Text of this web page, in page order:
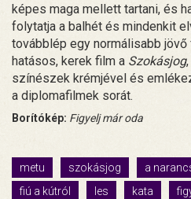
képes maga mellett tartani, és
folytatja a balhét és mindenkit
továbblép egy normálisabb
hatásos, kerek film a Szokásjog
színészek krémjével és
a diplomafilmek sorát.
Borítókép: Figyelj már oda
metu szokásjog a
fiú a kútról
les kata